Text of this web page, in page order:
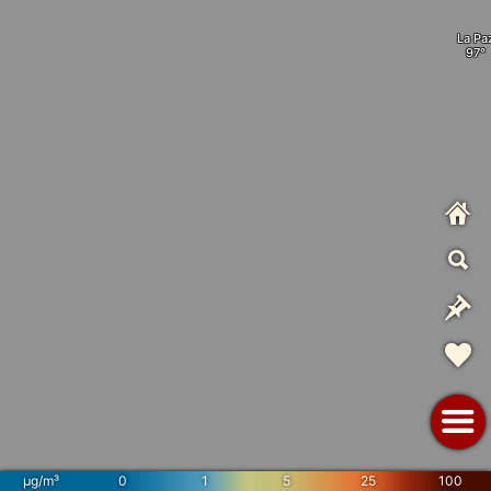
La
µg/m³ 0 1 5 25 100